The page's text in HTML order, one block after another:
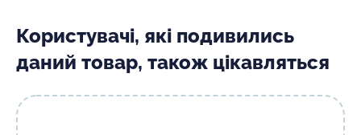
Користувачі, які подивились
даний товар, також цікавляться